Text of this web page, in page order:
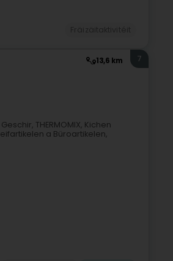
13,6 km 7
THERMOMIX, Kichen
a Büroartikelen,